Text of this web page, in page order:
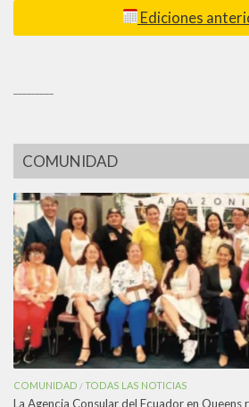
Ediciones
COMUNIDAD
COMUNIDAD /TODAS LAS NOTICIAS
La Agencia Consular del Ecuador en